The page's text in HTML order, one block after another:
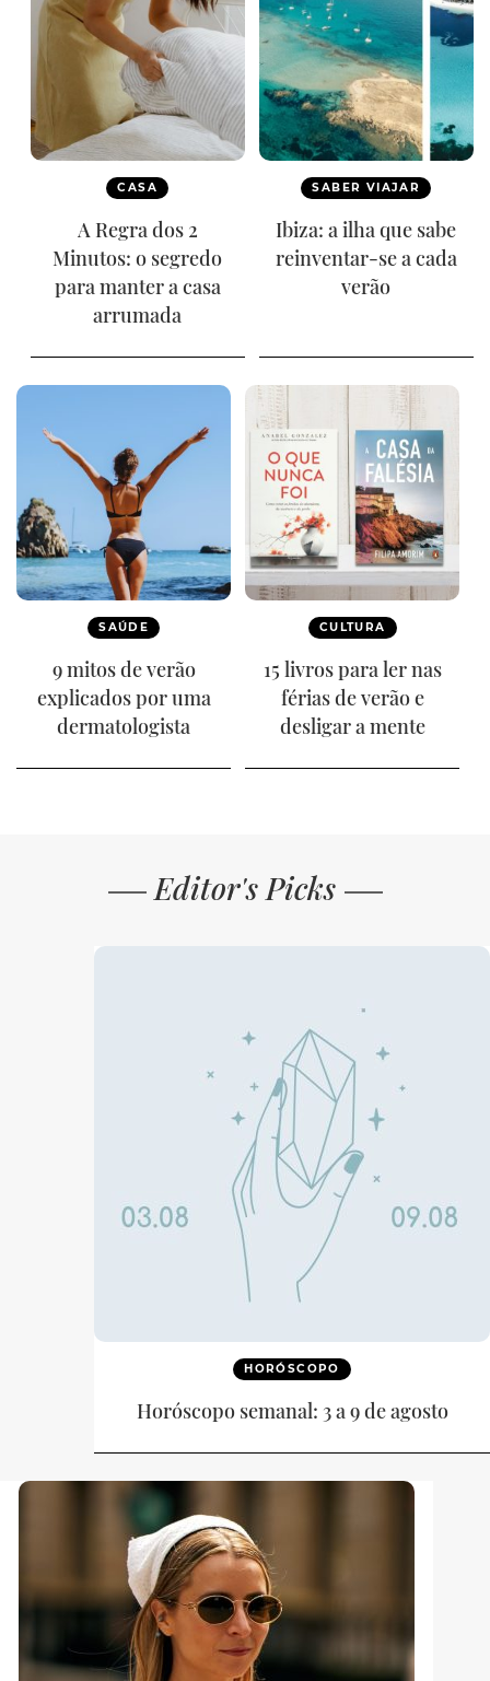
CASA
A Regra dos 2
Minutos: o segredo
para manter a casa
arrumada
SABER VIAJAR
Ibiza: a ilha que sabe
reinventar-se a cada
verão
SAÚDE
9 mitos de verão
explicados por uma
dermatologista
CULTURA
15 livros para ler nas
férias de verão e
desligar a mente
Editor's Picks
HORÓSCOPO
Horóscopo semanal: 3 a 9 de agosto